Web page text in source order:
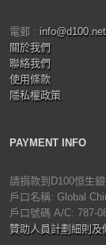
電郵 : info@d100.net
關於我們
聯絡我們
使用條款
隱私權政策
PAYMENT INFO
請捐款到D100恒生銀
戶口名稱: Global
戶口號碼 A/C: 787-
贊助人員計劃細則及